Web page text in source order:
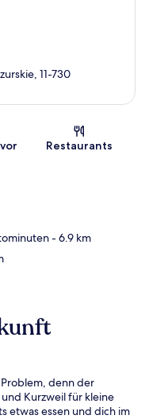
11-730
Restaurants
- 6.9 km
denn der
Kurzweil für kleine
etwas essen und dich im